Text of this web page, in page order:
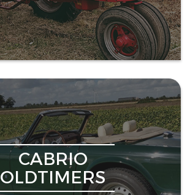
CABRIO
OLDTIMERS